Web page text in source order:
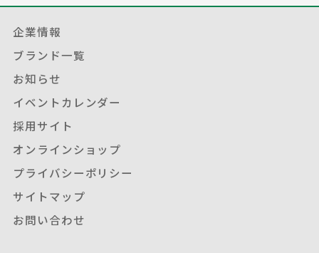
企業情報
ブランド一覧
お知らせ
イベントカレンダー
採用サイト
オンラインショップ
プライバシーポリシー
サイトマップ
お問い合わせ